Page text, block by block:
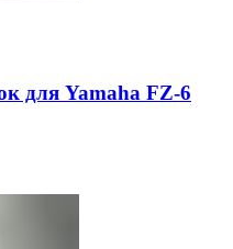
для Yamaha FZ-6